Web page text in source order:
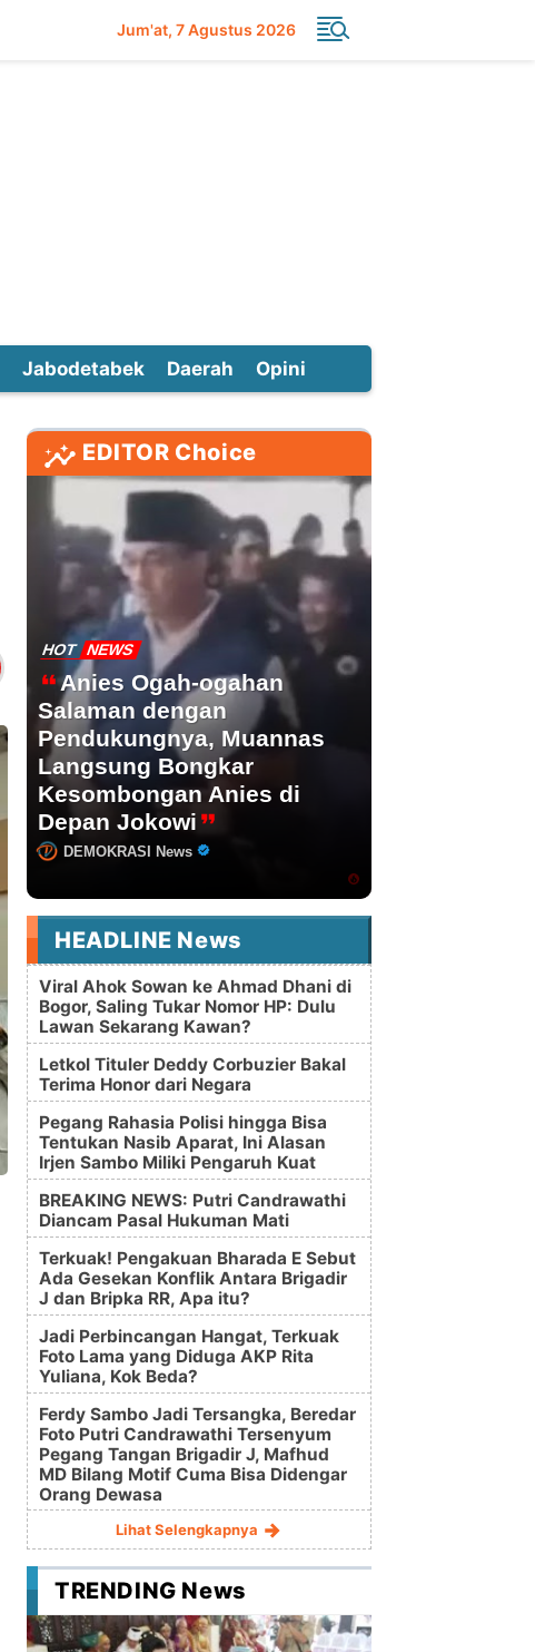
Jum'at 7 Agustus 2026
Jabodetabek Daerah Opini
EDITOR Choice
HOT NEWS
Anies Ogah-ogahan
Salaman dengan
Pendukungnya, Muannas
Langsung Bongkar
Kesombongan Anies di
Depan Jokowi
DEMOKRASI News
HEADLINE News
Viral Ahok Sowan ke Ahmad Dhani di
Bogor, Saling Tukar Nomor HP: Dulu
Lawan Sekarang Kawan?
Letkol Tituler Deddy Corbuzier Bakal
Terima Honor dari Negara
Pegang Rahasia Polisi hingga Bisa
Tentukan Nasib Aparat, Ini Alasan
Irjen Sambo Miliki Pengaruh Kuat
BREAKING NEWS: Putri Candrawathi
Diancam Pasal Hukuman Mati
Terkuak! Pengakuan Bharada E Sebut
Ada Gesekan Konflik Antara Brigadir
J dan Bripka RR, Apa itu?
Jadi Perbincangan Hangat, Terkuak
Foto Lama yang Diduga AKP Rita
Yuliana, Kok Beda?
Ferdy Sambo Jadi Tersangka, Beredar
Foto Putri Candrawathi Tersenyum
Pegang Tangan Brigadir J, Mafhud
MD Bilang Motif Cuma Bisa Didengar
Orang Dewasa
Lihat Selengkapnya
TRENDING News